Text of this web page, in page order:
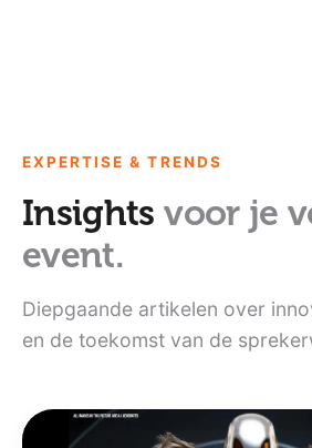
EXPERTISE & TRENDS
Insightsvoor je
event.
Diepgaande artikelen over
en de toekomst van de